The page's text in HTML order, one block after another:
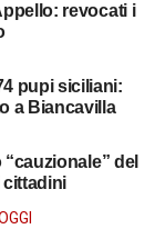
revocati i
pupi siciliani:
a Biancavilla
del
cittadini